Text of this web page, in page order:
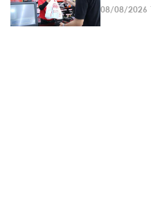
08/08/2026